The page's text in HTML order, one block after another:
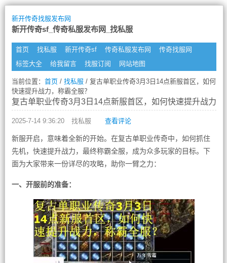
新开传奇找服发布网
新开传奇sf_传奇私服发布网_找私服
首页 找私服 新开传奇sf 传奇私服发布网
传奇找服网
标签大全
给我留言 找服订阅 网站地图
当前位置： 首页/ 找私服 / 复古单职业传奇3月3日14点新服首区，如何
快速提升战力，称霸全服？
复古单职业传奇3月3日14点新服首区，如何快速提升战力，
2025-7-14 9:36:20 找私服 查看评论
新服开启，意味着全新的开始。在复古单职业传奇中，如何抓住
先机，快速提升战力，最终称霸全服，成为众多玩家的目标。下
面为大家带来一份详尽的攻略，助你一臂之力：
一、开服前的准备：